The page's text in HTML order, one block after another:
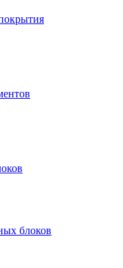
блоков